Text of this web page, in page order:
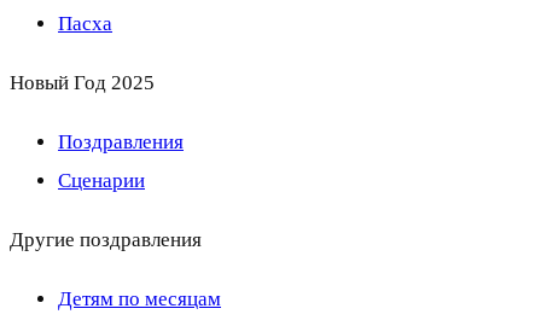
Пасха
Новый Год 2025
Поздравления
Сценарии
Другие поздравления
Детям по месяцам